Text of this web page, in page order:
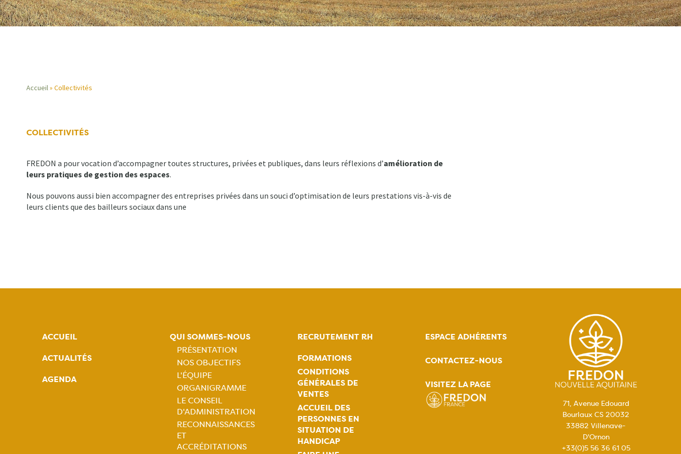
d'Ariane
Accueil Collectivités
COLLECTIVITÉS
FREDON a pour vocation d’accompagner toutes structures, privées et publiques, dans leurs réflexions d’amélioration de
leurs pratiques de gestion des espaces.
Nous pouvons aussi bien accompagner des entreprises privées dans un souci d’optimisation de leurs prestations vis-à-vis de
leurs clients que des bailleurs sociaux dans une
ACCUEIL
ACTUALITÉS
AGENDA
QUI SOMMES-NOUS
Navigation
principale
PRÉSENTATION
NOS OBJECTIFS
L'ÉQUIPE
ORGANIGRAMME
LE CONSEIL
D'ADMINISTRATION
RECONNAISSANCES
ET
ACCRÉDITATIONS
RECRUTEMENT RH
FORMATIONS
CONDITIONS
GÉNÉRALES DE
VENTES
ACCUEIL DES
PERSONNES EN
SITUATION DE
HANDICAP
ESPACE ADHÉRENTS
CONTACTEZ-NOUS
VISITEZ LA PAGE
71, Avenue Edouard
Bourlaux CS 20032
33882 Villenave-
D'Ornon
+33(0)5 56 36 61 05